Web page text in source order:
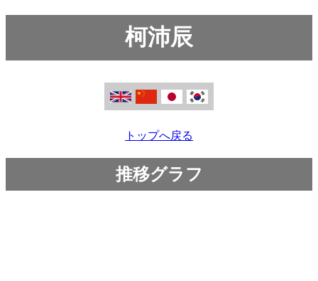
柯沛辰
トップへ戻る
推移グラフ